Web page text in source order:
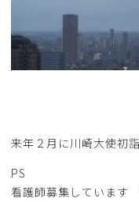
来年２月に川崎大使初
PS
看護師募集しています